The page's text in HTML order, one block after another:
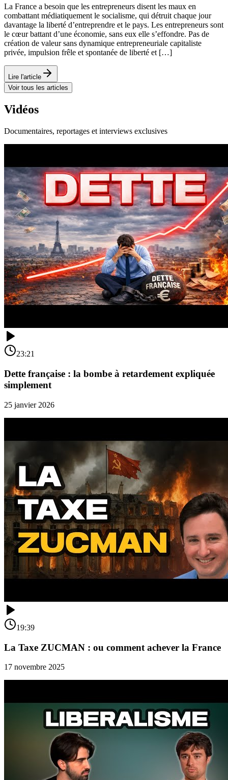
La France a besoin que les entrepreneurs disent les maux en
combattant médiatiquement le socialisme, qui détruit chaque jour
davantage la liberté d’entreprendre et le pays. Les entrepreneurs sont
le cœur battant d’une économie, sans eux elle s’effondre. Pas de
création de valeur sans dynamique entrepreneuriale capitaliste
privée, impulsion frêle et spontanée de liberté et […]
Lire l'article
Voir tous les articles
Vidéos
Documentaires, reportages et interviews exclusives
23:21
Dette française : la bombe à retardement expliquée
simplement
25 janvier 2026
19:39
La Taxe ZUCMAN : ou comment achever la France
17 novembre 2025